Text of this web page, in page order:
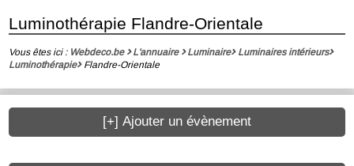
Luminothérapie Flandre-Orientale
Vous êtes ici : Webdeco.be L'annuaire Luminaire
Luminaires intérieurs
Luminothérapie
Flandre-Orientale
[+] Ajouter un évènement